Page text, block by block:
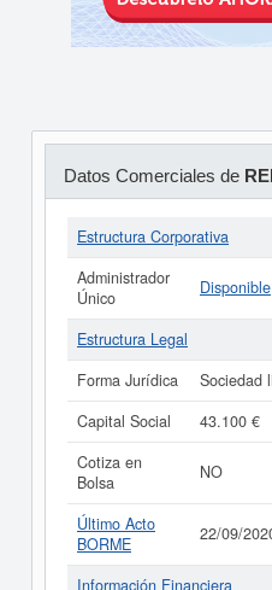
Datos Comerciales de
Estructura Corporativa
Administrador
Único
Disponible
Estructura Legal
Forma Jurídica
Sociedad
Capital Social
43.100 €
Cotiza en
Bolsa
NO
Último Acto
BORME
22/09/
Información Financiera